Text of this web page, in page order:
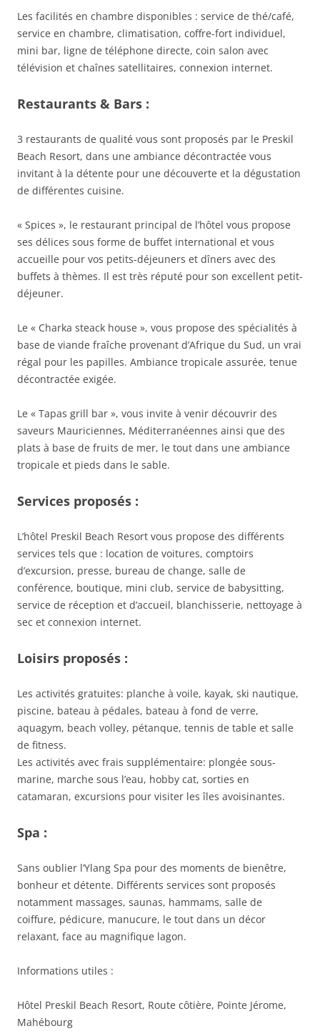
Les facilités en chambre disponibles : service de thé/café,
service en chambre, climatisation, coffre-fort individuel,
mini bar, ligne de téléphone directe, coin salon avec
télévision et chaînes satellitaires, connexion internet.
Restaurants & Bars :
3 restaurants de qualité vous sont proposés par le Preskil
Beach Resort, dans une ambiance décontractée vous
invitant à la détente pour une découverte et la dégustation
de différentes cuisine.
« Spices », le restaurant principal de l’hôtel vous propose
ses délices sous forme de buffet international et vous
accueille pour vos petits-déjeuners et dîners avec des
buffets à thèmes. Il est très réputé pour son excellent petit-
déjeuner.
Le « Charka steack house », vous propose des spécialités à
base de viande fraîche provenant d’Afrique du Sud, un vrai
régal pour les papilles. Ambiance tropicale assurée, tenue
décontractée exigée.
Le « Tapas grill bar », vous invite à venir découvrir des
saveurs Mauriciennes, Méditerranéennes ainsi que des
plats à base de fruits de mer, le tout dans une ambiance
tropicale et pieds dans le sable.
Services proposés :
L’hôtel Preskil Beach Resort vous propose des différents
services tels que : location de voitures, comptoirs
d’excursion, presse, bureau de change, salle de
conférence, boutique, mini club, service de babysitting,
service de réception et d’accueil, blanchisserie, nettoyage à
sec et connexion internet.
Loisirs proposés :
Les activités gratuites: planche à voile, kayak, ski nautique,
piscine, bateau à pédales, bateau à fond de verre,
aquagym, beach volley, pétanque, tennis de table et salle
de fitness.
Les activités avec frais supplémentaire: plongée sous-
marine, marche sous l’eau, hobby cat, sorties en
catamaran, excursions pour visiter les îles avoisinantes.
Spa :
Sans oublier l’Ylang Spa pour des moments de bienêtre,
bonheur et détente. Différents services sont proposés
notamment massages, saunas, hammams, salle de
coiffure, pédicure, manucure, le tout dans un décor
relaxant, face au magnifique lagon.
Informations utiles :
Hôtel Preskil Beach Resort, Route côtière, Pointe Jérome,
Mahébourg